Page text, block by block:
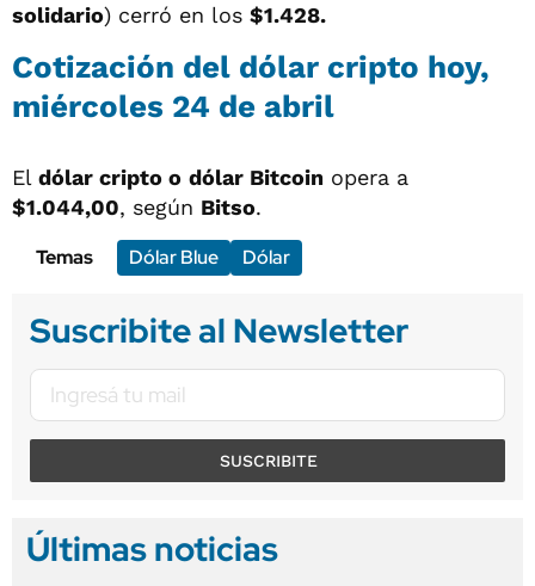
solidario) cerró en los $1.428.
Cotización del dólar cripto hoy,
miércoles 24 de abril
El dólar cripto o dólar Bitcoin opera a
$1.044,00, según Bitso.
Temas
Dólar Blue Dólar
Suscribite al Newsletter
SUSCRIBITE
Últimas noticias